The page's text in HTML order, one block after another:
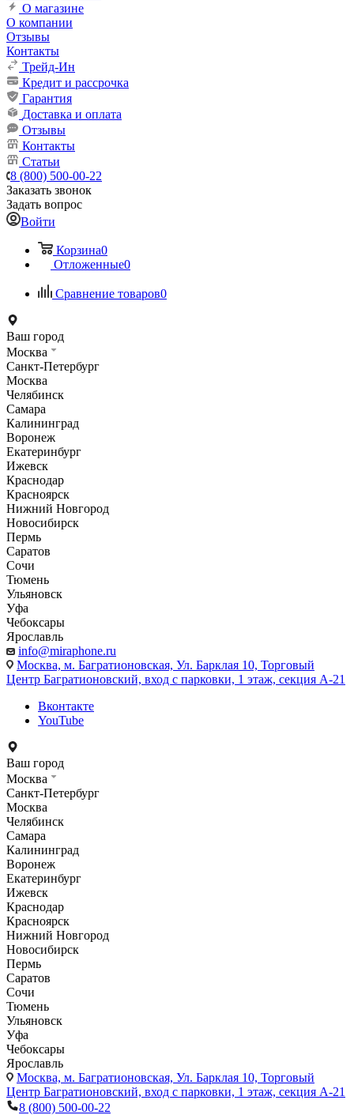
О магазине
О компании
Отзывы
Контакты
Трейд-Ин
Кредит и рассрочка
Гарантия
Доставка и оплата
Отзывы
Контакты
Статьи
8 (800) 500-00-22
Заказать звонок
Задать вопрос
Войти
Корзина0
Отложенные0
Сравнение товаров0
Ваш город
Москва
Санкт-Петербург
Москва
Челябинск
Самара
Калининград
Воронеж
Екатеринбург
Ижевск
Краснодар
Красноярск
Нижний Новгород
Новосибирск
Пермь
Саратов
Сочи
Тюмень
Ульяновск
Уфа
Чебоксары
Ярославль
info@miraphone.ru
Москва, м. Багратионовская, Ул. Барклая 10, Торговый
Центр Багратионовский, вход с парковки, 1 этаж, секция А-21
Вконтакте
YouTube
Ваш город
Москва
Санкт-Петербург
Москва
Челябинск
Самара
Калининград
Воронеж
Екатеринбург
Ижевск
Краснодар
Красноярск
Нижний Новгород
Новосибирск
Пермь
Саратов
Сочи
Тюмень
Ульяновск
Уфа
Чебоксары
Ярославль
Москва, м. Багратионовская, Ул. Барклая 10, Торговый
Центр Багратионовский, вход с парковки, 1 этаж, секция А-21
8 (800) 500-00-22